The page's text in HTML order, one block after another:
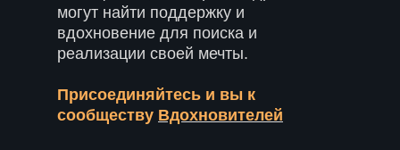
могут найти поддержку и
вдохновение для поиска и
реализации своей мечты.
Присоединяйтесь и вы к
сообществу Вдохновителей